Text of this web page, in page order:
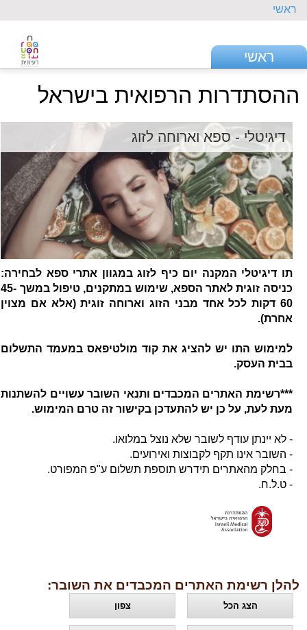
ראשי
ראשי
ההסתדרות הרפואית בישראל
דיגיטלי - ספא וארוחה לזוג
תו דיגיטלי המקנה יום כיף לזוג במגוון אתרי ספא לבחירה:
כניסה זוגית לאתר הספא, שימוש במתקנים, טיפול במשך 45-
60 דקות לכל אחד מבני הזוג וארוחה זוגית (אלא אם מצוין
אחרת).
למימוש התו יש להציג את קוד מולטיפאס במעמד התשלום
בבית העסק.
***רשימת האתרים המכבדים ותנאי השובר עשויים להשתנות
מעת לעת, על כן יש להתעדכן בקישור זה טרם המימוש.
- לא יינתן עודף לשובר שלא נוצל במלואו.
- השובר אינו תקף לקבוצות ואירועים.
- בחלק מהאתרים תידרש תוספת תשלום ע"פ המפורט.
- ט.ל.ח.
להלן רשימת האתרים המכבדים את השובר:
הצג הכל צפון